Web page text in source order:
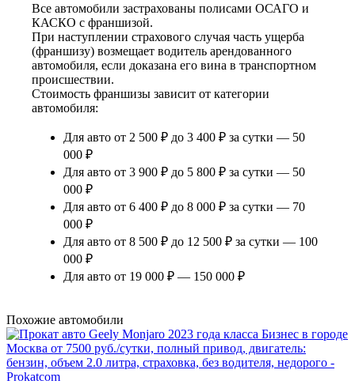
Все автомобили застрахованы полисами ОСАГО и
КАСКО с франшизой.
При наступлении страхового случая часть ущерба
(франшизу) возмещает водитель арендованного
автомобиля, если доказана его вина в транспортном
происшествии.
Стоимость франшизы зависит от категории
автомобиля:
Для авто от 2 500 ₽ до 3 400 ₽ за сутки — 50
000 ₽
Для авто от 3 900 ₽ до 5 800 ₽ за сутки — 50
000 ₽
Для авто от 6 400 ₽ до 8 000 ₽ за сутки — 70
000 ₽
Для авто от 8 500 ₽ до 12 500 ₽ за сутки — 100
000 ₽
Для авто от 19 000 ₽ — 150 000 ₽
Похожие автомобили